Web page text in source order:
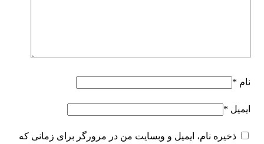
نام *
ایمیل *
ذخیره نام، ایمیل و وبسایت من در مرورگر برای زمانی که